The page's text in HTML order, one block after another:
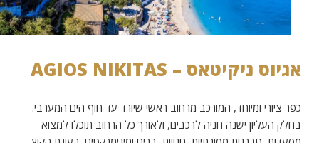
אגיוס ניקיטאס – AGIOS NIKITAS
כפר ציורי ומיוחד, המורכב מרחוב ראשי שיורד עד חוף הים המערבי.
בחלק העליון ישנה חניה לרכבים, ולאורך כל הרחוב תוכלו למצוא